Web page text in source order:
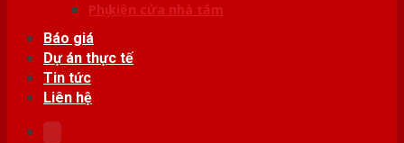
Phụ kiện cửa nhà tắm
Báo giá
Dự án thực tế
Tin tức
Liên hệ